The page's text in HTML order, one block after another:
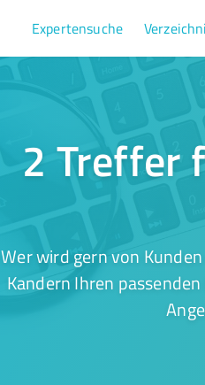
Expertensuche
2 Treffer
Wer wird gern von
Kandern Ihren